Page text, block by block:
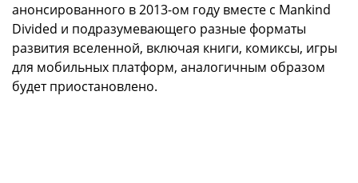
анонсированного в 2013-ом году вместе с Mankind
Divided и подразумевающего разные форматы
развития вселенной, включая книги, комиксы, игры
для мобильных платформ, аналогичным образом
будет приостановлено.